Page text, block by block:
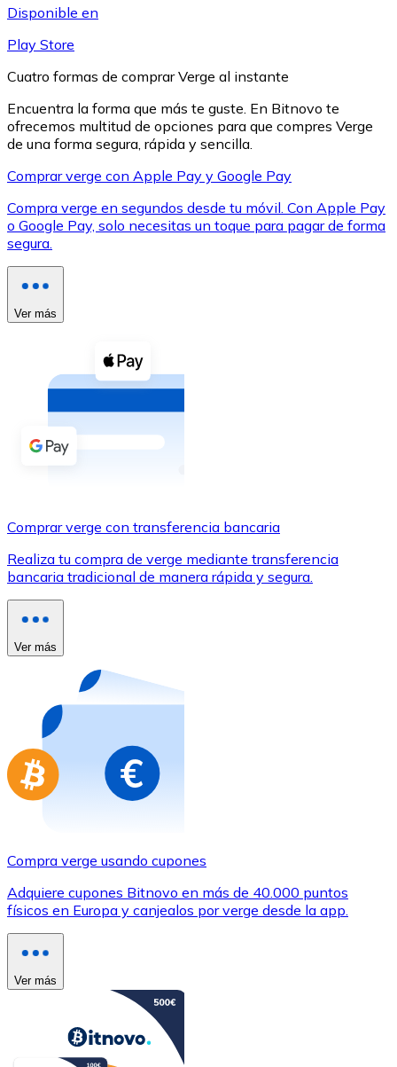
XRP
XRP
Ver todo
Compra criptomonedas con efectivo en tu tienda más
Comprar con efectivo
Transferencia SEPA
Utiliza tarjetas Visa y Mastercard para comprar
Comprar con tarjeta
Compra tarjetas regalo de tus marcas favoritas con
Ir a la tienda de tarjetas regalo
Disponible en
Play Store
Cuatro formas de comprar Verge al instante
Encuentra la forma que más te guste. En Bitnovo te
ofrecemos multitud de opciones para que compres Verge
de una forma segura, rápida y sencilla.
Comprar verge con Apple Pay y Google Pay
Compra verge en segundos desde tu móvil. Con Apple Pay
o Google Pay, solo necesitas un toque para pagar de forma
segura.
Ver más
Comprar verge con transferencia bancaria
Realiza tu compra de verge mediante transferencia
bancaria tradicional de manera rápida y segura.
Ver más
Compra verge usando cupones
Adquiere cupones Bitnovo en más de 40.000 puntos
físicos en Europa y canjealos por verge desde la app.
Ver más